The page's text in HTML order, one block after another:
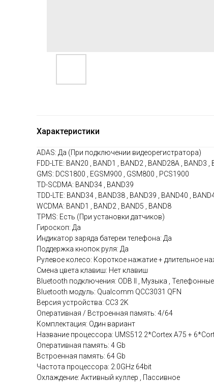
Характеристики
ADAS: Да (При подключении видеорегистратора)
FDD-LTE: BAN20 , BAND1 , BAND2 , BAND28A , BAND3 ,
GMS: DCS1800 , EGSM900 , GSM800 , PCS1900
TD-SCDMA: BAND34 , BAND39
TDD-LTE: BAND34 , BAND38 , BAND39 , BAND40 ,
WCDMA: BAND1 , BAND2 , BAND5 , BAND8
TPMS: Есть (При установки датчиков)
Гироскоп: Да
Индикатор заряда батереи телефона: Да
Поддержка кнопок руля: Да
Рулевое колесо: Короткое нажатие + длительное
Смена цвета клавиш: Нет клавиш
Bluetooth подключения: ODB II , Музыка ,
Bluetooth модуль: Qualcomm QCC3031 QFN
Версия устройства: CC3 2K
Оперативная / Встроенная память: 4/64
Комплектация: Один вариант
Название процессора: UMS512 2*Cortex A75 +
Оперативная память: 4 Gb
Встроенная память: 64 Gb
Частота процессора: 2.0GHz 64bit
Охлаждение: Активный куллер , Пассивное